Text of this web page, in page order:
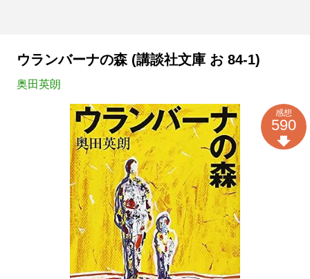
ウランバーナの森 (講談社文庫 お 84-1)
奥田英朗
感想
590